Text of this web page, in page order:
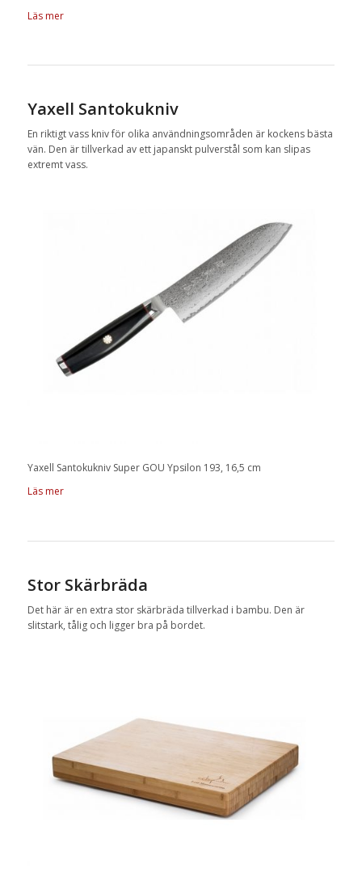
Läs mer
Yaxell Santokukniv
En riktigt vass kniv för olika användningsområden är kockens bästa
vän. Den är tillverkad av ett japanskt pulverstål som kan slipas
extremt vass.
Yaxell Santokukniv Super GOU Ypsilon 193, 16,5 cm
Läs mer
Stor Skärbräda
Det här är en extra stor skärbräda tillverkad i bambu. Den är
slitstark, tålig och ligger bra på bordet.